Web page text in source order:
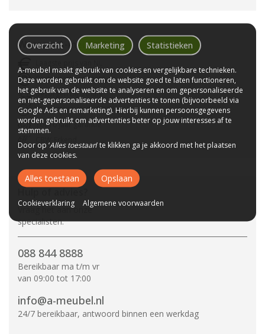
WaaromA-meubel?
Gratis parkeerplaats
Bezorgen bij u thuis
Wij bestaan sinds 1992!
Tot 10 jaar garantie
Vraag het aan onze
specialisten.
088 844 8888
Bereikbaar ma t/m vr
van 09:00 tot 17:00
info@a-meubel.nl
24/7 bereikbaar, antwoord binnen een werkdag
Overzicht Marketing Statistieken
A-meubel maakt gebruik van cookies en vergelijkbare technieken.
Deze worden gebruikt om de website goed te laten functioneren,
het gebruik van de website te analyseren en om gepersonaliseerde
en niet-gepersonaliseerde advertenties te tonen (bijvoorbeeld via
Google Ads en remarketing). Hierbij kunnen persoonsgegevens
worden gebruikt om advertenties beter op jouw interesses af te
stemmen.
Door op ‘Alles toestaan’ te klikken ga je akkoord met het plaatsen
van deze cookies.
Alles toestaan Opslaan
Cookieverklaring Algemene voorwaarden